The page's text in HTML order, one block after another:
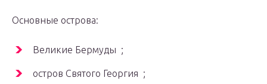
Основные острова:
Великие Бермуды ;
остров Святого Георгия ;